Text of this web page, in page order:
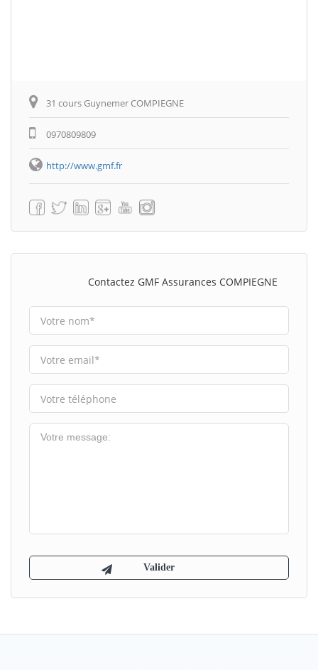
31 cours Guynemer COMPIEGNE
0970809809
http://www.gmf.fr
Contactez GMF Assurances COMPIEGNE